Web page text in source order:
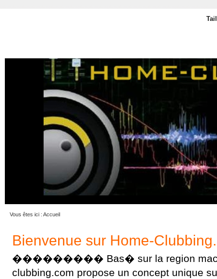
Vous êtes ici : Accueil
Bienvenue sur Home-
��������� Bas� sur la region
clubbing.com propose un concept unique